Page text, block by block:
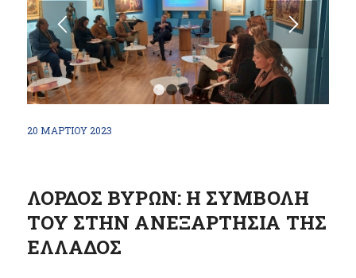
1 2
20 ΜΑΡΤΊΟΥ 2023
ΛΟΡΔΟΣ ΒΥΡΩΝ: Η ΣΥΜΒΟΛΗ
ΤΟΥ ΣΤΗΝ ΑΝΕΞΑΡΤΗΣΙΑ ΤΗΣ
ΕΛΛΑΔΟΣ